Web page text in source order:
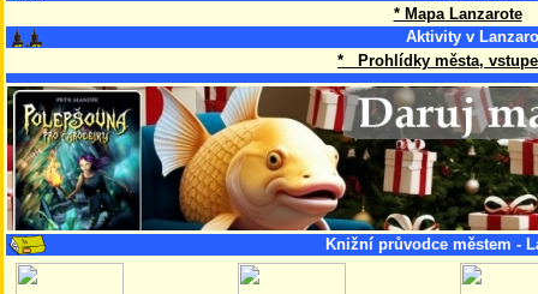
* Mapa Lanzarote
Aktivity v
* Prohlídky města,
Knižní průvodce městem -